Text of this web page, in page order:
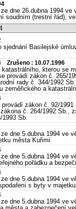
dne 26.dubna 1994
soudním (trestní řád),
Basilejské
Zrušeno : 10.07.1996
kterou se
provádí zákon č. 265/
rady č. 344/1992
zeměřického a
zákon č. 92/
č. 264/1992 Sb.,
1993 Sb.
dne 5.dubna 1994 ve
města Kuřimi
dne 5.dubna 1994 ve
pořádku a
dne 5.dubna 1994 ve
s byty v
dne 5.dubna 1994 ve